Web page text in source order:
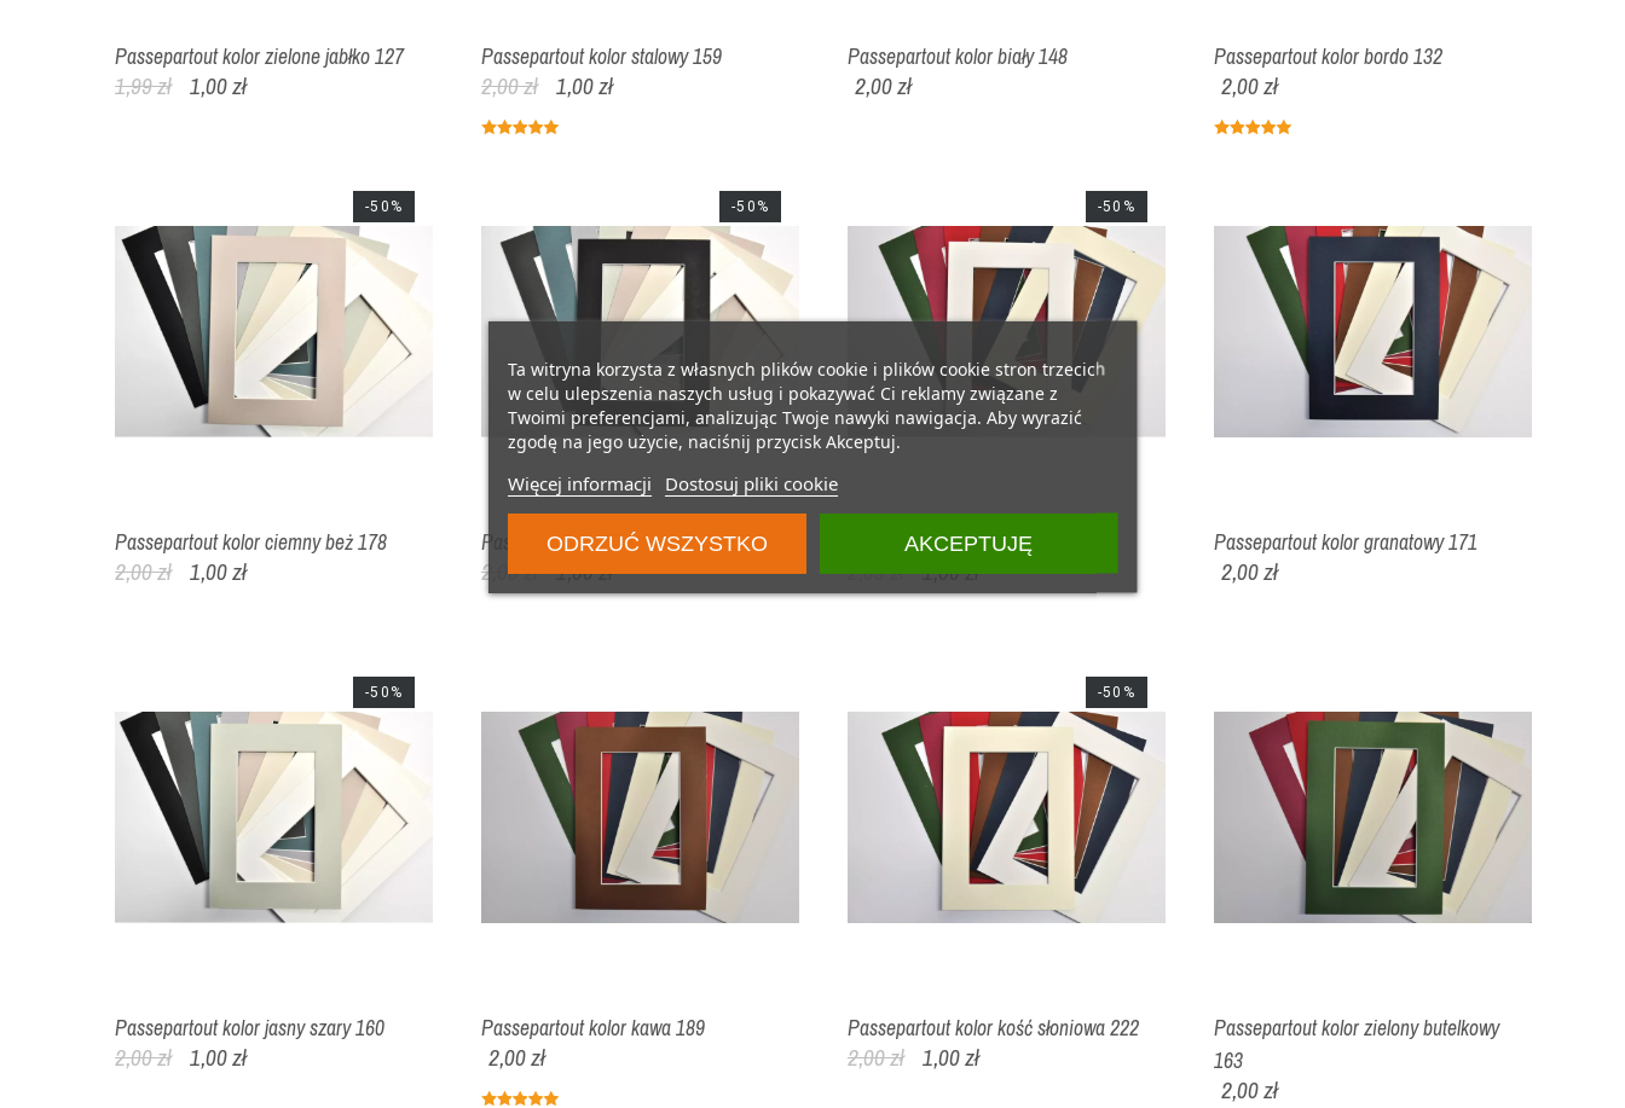
Passepartout kolor zielone jabłko 127
1,99 zł 1,00 zł
Passepartout kolor stalowy 159
2,00 zł 1,00 zł
Passepartout kolor biały 148
2,00 zł
Passepartout kolor bordo 132
2,00 zł
Passepartout kolor ciemny beż 178
2,00 zł 1,00 zł
-50%
Passepartout kolor czarny 172
2,00 zł 1,00 zł
-50%
Passepartout kolor ecri 220
2,00 zł 1,00 zł
-50%
Passepartout kolor granatowy 171
2,00 zł
Passepartout kolor jasny szary 160
2,00 zł 1,00 zł
-50%
Passepartout kolor kawa 189
2,00 zł
Passepartout kolor kość słoniowa 222
2,00 zł 1,00 zł
-50%
Passepartout kolor zielony butelkowy
163
2,00 zł
Ta witryna korzysta z własnych plików cookie i plików cookie stron trzecich
w celu ulepszenia naszych usług i pokazywać Ci reklamy związane z
Twoimi preferencjami, analizując Twoje nawyki nawigacja. Aby wyrazić
zgodę na jego użycie, naciśnij przycisk Akceptuj.
Więcej informacji Dostosuj pliki cookie
ODRZUĆ WSZYSTKO AKCEPTUJĘ